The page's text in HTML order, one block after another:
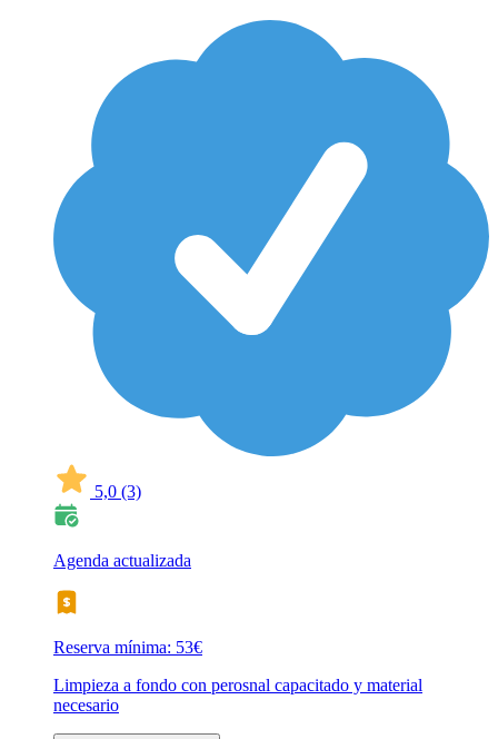
5,0 (3)
Agenda actualizada
Reserva mínima: 53€
Limpieza a fondo con perosnal capacitado y material
necesario